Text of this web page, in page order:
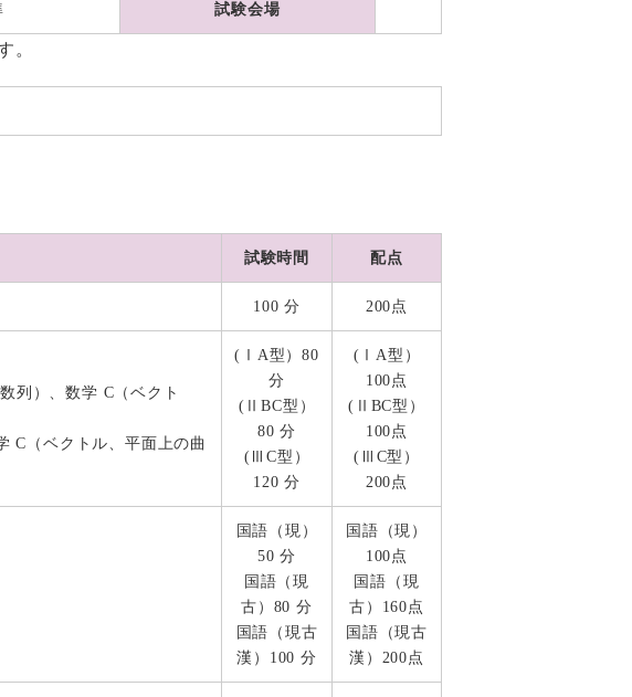
試験会場
。
試験時間 配点
100 分 200点
列）、数学 C（ベクト
（ベクトル、平面上の曲
(ⅠA型）80
分
(ⅡBC型）
80 分
(ⅢC型）
120 分
(ⅠA型）
100点
(ⅡBC型）
100点
(ⅢC型）
200点
国語（現）
50 分
国語（現
古）80 分
国語（現古
漢）100 分
国語（現）
100点
国語（現
古）160点
国語（現古
漢）200点